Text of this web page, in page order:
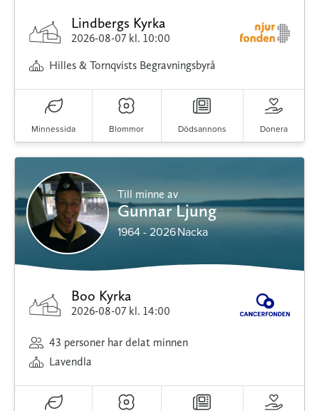
Lindbergs Kyrka
2026-08-07 kl. 10:00
Hilles & Tornqvists Begravningsbyrå
Minnessida Blommor Dödsannons Donera
Till minne av
Gunnar Ljung
1964 - 2026Nacka
Boo Kyrka
2026-08-07 kl. 14:00
43 personer har delat minnen
Lavendla